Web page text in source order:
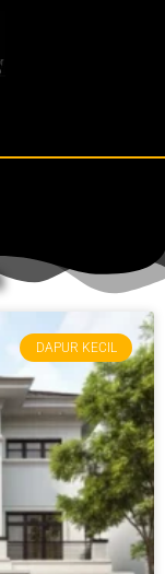
DAPUR KECIL